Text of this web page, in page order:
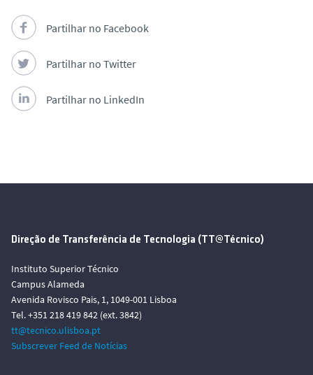
Partilhar no Facebook
Partilhar no Twitter
Partilhar no LinkedIn
Direção de Transferência de Tecnologia (TT@Técnico)
Instituto Superior Técnico
Campus Alameda
Avenida Rovisco Pais, 1, 1049-001 Lisboa
Tel. +351 218 419 842 (ext. 3842)
tt@tecnico.ulisboa.pt
Subscrever Feed de Notícias